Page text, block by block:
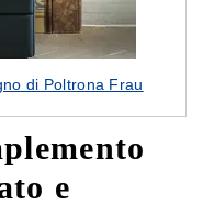
di Poltrona Frau
e